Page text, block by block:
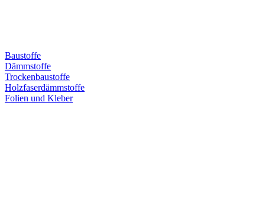
Baustoffe
Dämmstoffe
Trockenbaustoffe
Holzfaserdämmstoffe
Folien und Kleber